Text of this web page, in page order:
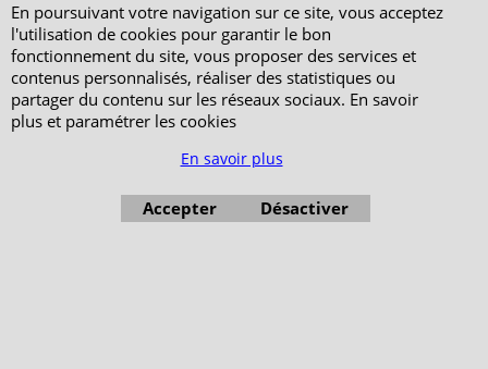
En poursuivant votre navigation sur ce site, vous acceptez
l'utilisation de cookies pour garantir le bon
fonctionnement du site, vous proposer des services et
contenus personnalisés, réaliser des statistiques ou
partager du contenu sur les réseaux sociaux. En savoir
plus et paramétrer les cookies
En savoir plus
Accepter Désactiver